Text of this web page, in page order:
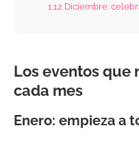
1.12Diciembre:
Los eventos que
cada mes
Enero: empieza a